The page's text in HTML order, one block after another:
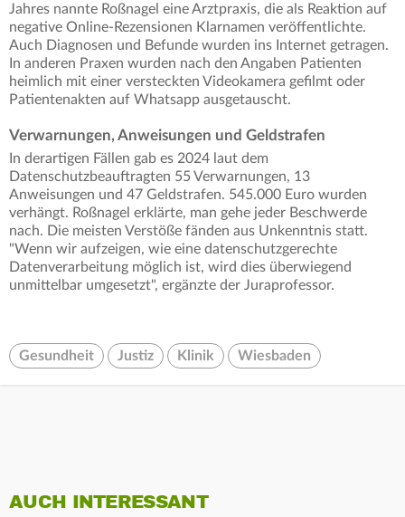
Jahres nannte Roßnagel eine Arztpraxis, die als Reaktion auf
negative Online-Rezensionen Klarnamen veröffentlichte.
Auch Diagnosen und Befunde wurden ins Internet getragen.
In anderen Praxen wurden nach den Angaben Patienten
heimlich mit einer versteckten Videokamera gefilmt oder
Patientenakten auf Whatsapp ausgetauscht.
Verwarnungen, Anweisungen und Geldstrafen
In derartigen Fällen gab es 2024 laut dem
Datenschutzbeauftragten 55 Verwarnungen, 13
Anweisungen und 47 Geldstrafen. 545.000 Euro wurden
verhängt. Roßnagel erklärte, man gehe jeder Beschwerde
nach. Die meisten Verstöße fänden aus Unkenntnis statt.
"Wenn wir aufzeigen, wie eine datenschutzgerechte
Datenverarbeitung möglich ist, wird dies überwiegend
unmittelbar umgesetzt", ergänzte der Juraprofessor.
Gesundheit Justiz Klinik Wiesbaden
AUCH INTERESSANT